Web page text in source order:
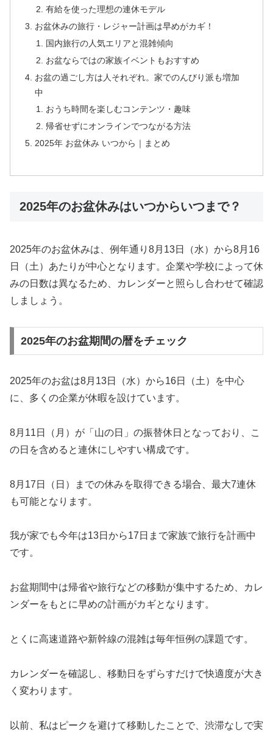
有給を使った理想の連休モデル
お盆休みの旅行・レジャー計画は早めがカギ！
国内旅行の人気エリアと混雑傾向
お盆ならではの家族イベントもおすすめ
お盆の過ごし方は人それぞれ。家でのんびり派も増加
中
おうち時間を楽しむコンテンツ・趣味
帰省せずにオンラインでつながる方法
2025年 お盆休み いつから｜まとめ
2025年のお盆休みはいつからいつまで？
2025年のお盆休みは、例年通り8月13日（水）から8月16
日（土）あたりが中心となります。企業や学校によって休
みの日数は異なるため、カレンダーと照らし合わせて確認
しましょう。
2025年のお盆期間の暦をチェック
2025年のお盆は8月13日（水）から16日（土）を中心
に、多くの企業が休暇を設けています。
8月11日（月）が「山の日」の振替休日となっており、こ
の日を含めると連休にしやすい構成です。
8月17日（日）までの休みを取得できる場合、最大7連休
も可能となります。
我が家でも今年は13日から17日まで家族で旅行を計画中
です。
お盆期間中は帰省や旅行などの移動が集中するため、カレ
ンダーをもとに早めの計画がカギとなります。
とくに高速道路や新幹線の混雑は毎年恒例の課題です。
カレンダーを確認し、移動日をずらすだけで快適度が大き
く変わります。
以前、私はピークを避けて移動したことで、渋滞なしで実